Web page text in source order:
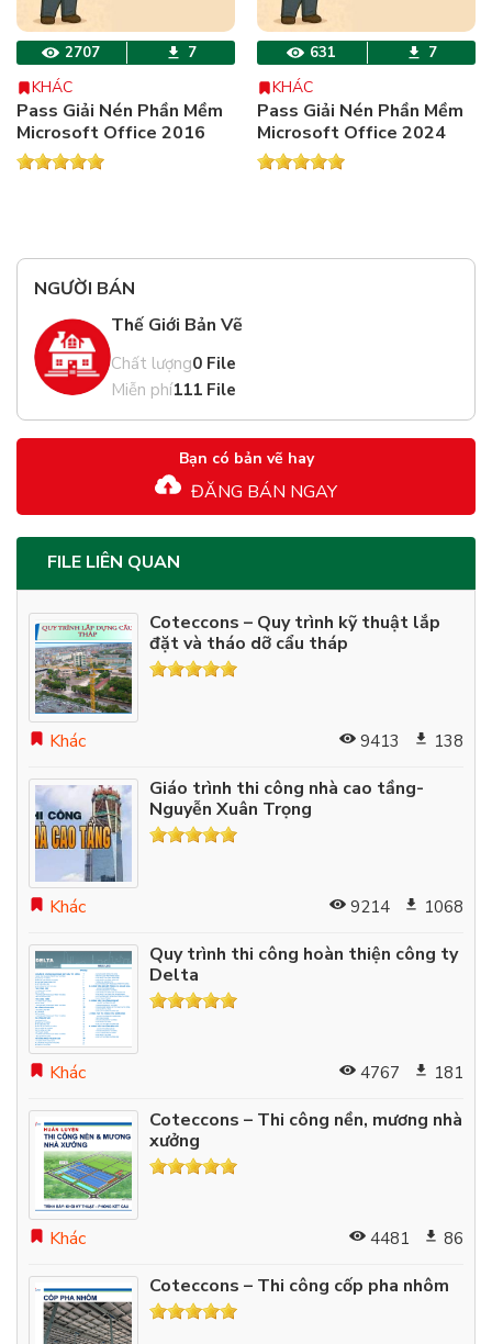
2707 7
KHÁC
Pass Giải Nén Phần Mềm
Microsoft Office 2016
631 7
KHÁC
Pass Giải Nén Phần Mềm
Microsoft Office 2024
NGƯỜI BÁN
Thế Giới Bản Vẽ
Chất lượng0 File
Miễn phí111 File
Bạn có bản vẽ hay
ĐĂNG BÁN NGAY
FILE LIÊN QUAN
Coteccons – Quy trình kỹ thuật lắp
đặt và tháo dỡ cẩu tháp
Khác 9413 138
Giáo trình thi công nhà cao tầng-
Nguyễn Xuân Trọng
Khác 9214 1068
Quy trình thi công hoàn thiện công ty
Delta
Khác 4767 181
Coteccons – Thi công nền, mương nhà
xưởng
Khác 4481 86
Coteccons – Thi công cốp pha nhôm